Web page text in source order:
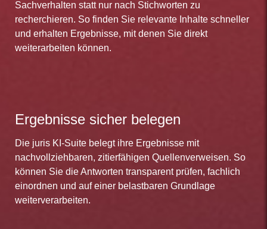
Sachverhalten statt nur nach Stichworten zu
recherchieren. So finden Sie relevante Inhalte schneller
und erhalten Ergebnisse, mit denen Sie direkt
weiterarbeiten können.
Ergebnisse sicher belegen
Die juris KI-Suite belegt ihre Ergebnisse mit
nachvollziehbaren, zitierfähigen Quellenverweisen. So
können Sie die Antworten transparent prüfen, fachlich
einordnen und auf einer belastbaren Grundlage
weiterverarbeiten.